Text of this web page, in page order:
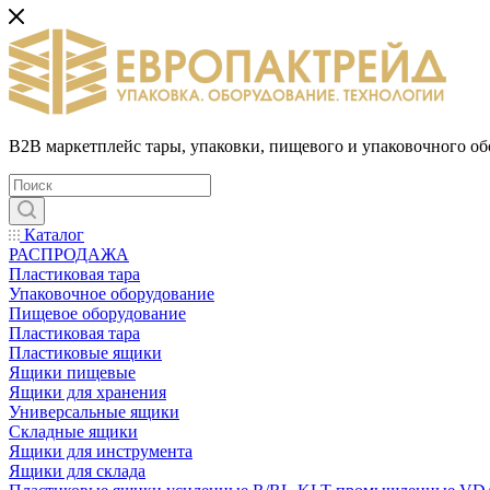
B2B маркетплейс тары, упаковки, пищевого и упаковочного
Каталог
РАСПРОДАЖА
Пластиковая тара
Упаковочное оборудование
Пищевое оборудование
Пластиковая тара
Пластиковые ящики
Ящики пищевые
Ящики для хранения
Универсальные ящики
Складные ящики
Ящики для инструмента
Ящики для склада